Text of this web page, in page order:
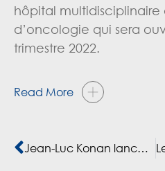
hôpital
d’oncologie qui sera
trimestre 2022.
Read More
Jean-Luc Konan lance Cofina à l’assaut du marché togolais